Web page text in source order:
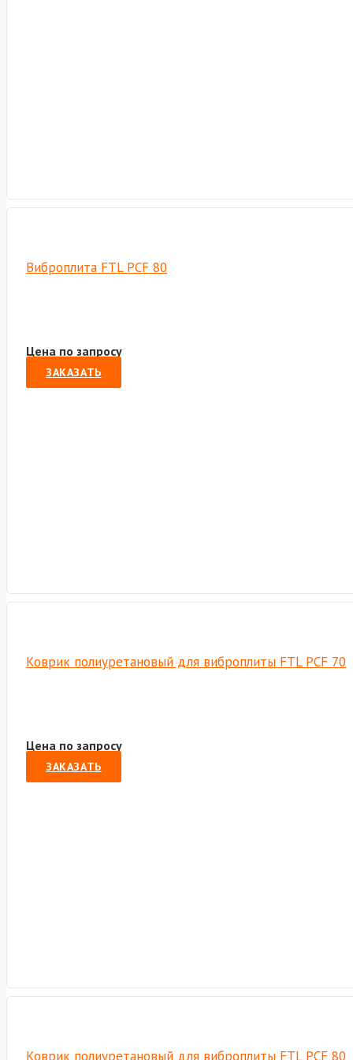
Виброплита FTL PCF 80
Цена по запросу
ЗАКАЗАТЬ
Коврик полиуретановый для виброплиты FTL PCF 70
Цена по запросу
ЗАКАЗАТЬ
Коврик полиуретановый для виброплиты FTL PCF 80